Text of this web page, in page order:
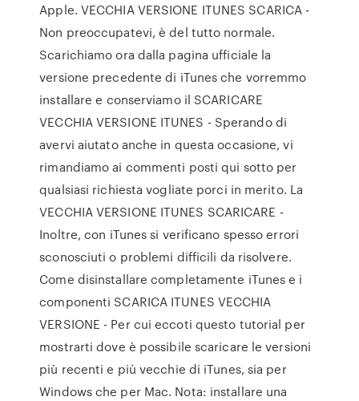
Apple. VECCHIA VERSIONE ITUNES SCARICA -
Non preoccupatevi, è del tutto normale.
Scarichiamo ora dalla pagina ufficiale la
versione precedente di iTunes che vorremmo
installare e conserviamo il SCARICARE
VECCHIA VERSIONE ITUNES - Sperando di
avervi aiutato anche in questa occasione, vi
rimandiamo ai commenti posti qui sotto per
qualsiasi richiesta vogliate porci in merito. La
VECCHIA VERSIONE ITUNES SCARICARE -
Inoltre, con iTunes si verificano spesso errori
sconosciuti o problemi difficili da risolvere.
Come disinstallare completamente iTunes e i
componenti SCARICA ITUNES VECCHIA
VERSIONE - Per cui eccoti questo tutorial per
mostrarti dove è possibile scaricare le versioni
più recenti e più vecchie di iTunes, sia per
Windows che per Mac. Nota: installare una